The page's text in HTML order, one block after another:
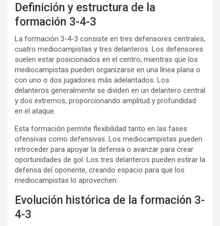
Definición y estructura de la
formación 3-4-3
La formación 3-4-3 consiste en tres defensores centrales,
cuatro mediocampistas y tres delanteros. Los defensores
suelen estar posicionados en el centro, mientras que los
mediocampistas pueden organizarse en una línea plana o
con uno o dos jugadores más adelantados. Los
delanteros generalmente se dividen en un delantero central
y dos extremos, proporcionando amplitud y profundidad
en el ataque.
Esta formación permite flexibilidad tanto en las fases
ofensivas como defensivas. Los mediocampistas pueden
retroceder para apoyar la defensa o avanzar para crear
oportunidades de gol. Los tres delanteros pueden estirar la
defensa del oponente, creando espacio para que los
mediocampistas lo aprovechen.
Evolución histórica de la formación 3-
4-3